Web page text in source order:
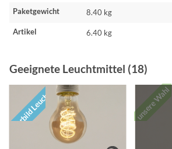
Paketgewicht 8.40 kg
Artikel 6.40 kg
Geeignete Leuchtmittel (18)
Vorbild Leuchte unsere Wahl